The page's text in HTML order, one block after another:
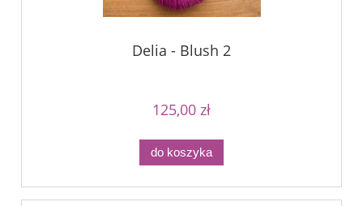
Delia - Blush 2
125,00 zł
do koszyka